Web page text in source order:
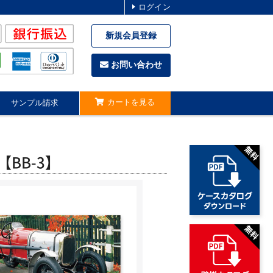
ログイン
新規会員登録
お問い合わせ
サンプル請求 カートを見る
3】